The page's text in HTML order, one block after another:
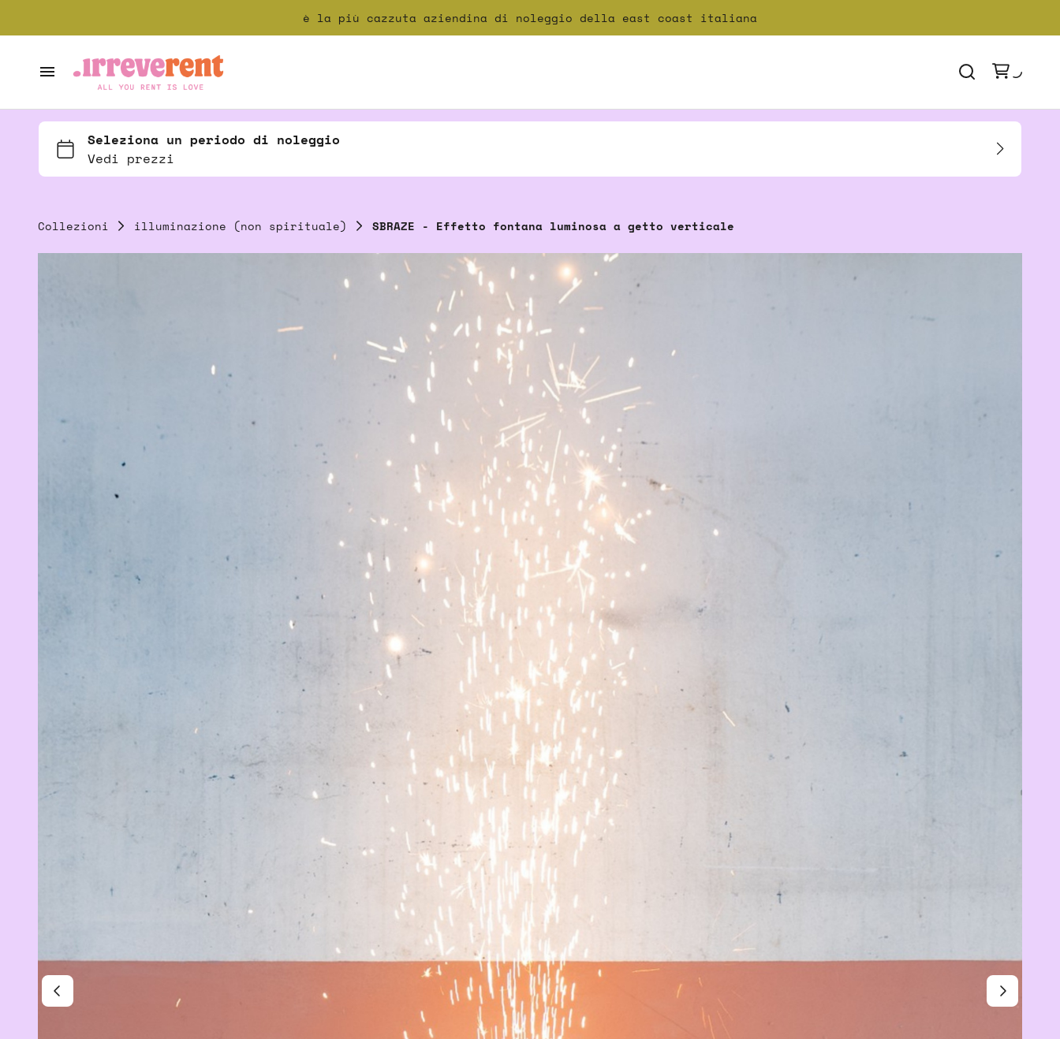
è la più cazzuta aziendina di noleggio della east coast italiana
About
Come funzia
piatti che spaccano
tessutini e tovaglioli
cuscini morbidi
pacchetti speciali
Collezioni illuminazione (non spirituale) SBRAZE - Effetto fontana luminosa a getto verticale